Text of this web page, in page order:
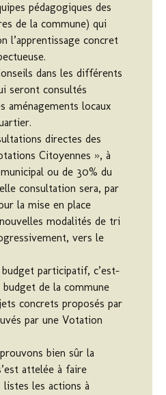
pédagogiques des
de la commune) qui
l’apprentissage concret
dans les différents
seront consultés
aménagements locaux
directes des
Citoyennes », à
ou de 30% du
consultation sera, par
la mise en place
modalités de tri
vers le
budget participatif, c’est-
budget de la commune
concrets proposés par
par une Votation
bien sûr la
attelée à faire
les actions à